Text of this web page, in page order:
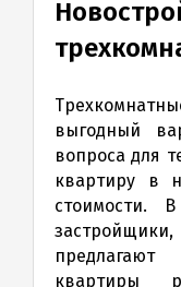
выгодный
вопроса для
квартиру в
стоимости.
квартиры